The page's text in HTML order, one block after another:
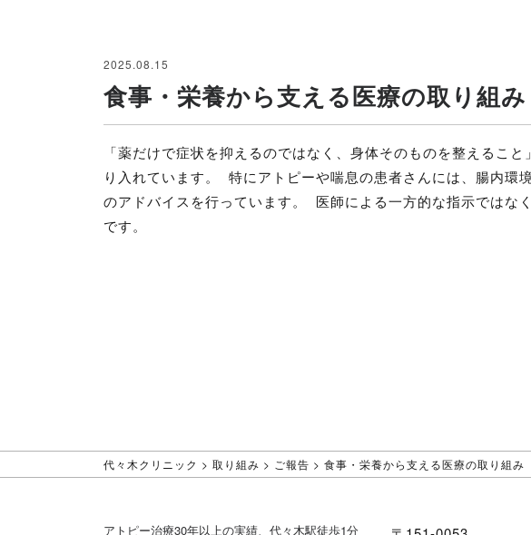
2025.08.15
食事・栄養から支える医療の取り組み
「薬だけで症状を抑えるのではなく、身体そのものを整えるこ
り入れています。 特にアトピーや喘息の患者さんには、腸内環
のアドバイスを行っています。 医師による一方的な指示ではな
です。
代々木クリニック > 取り組み > ご報告 > 食事・栄養から支える医療の取り組み
アトピー治療30年以上の実績、代々木駅徒歩1分